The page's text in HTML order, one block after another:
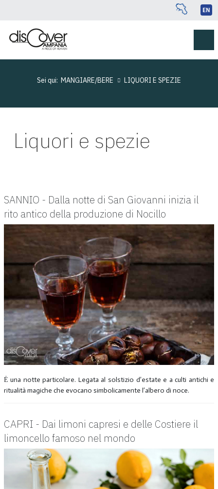
EN
Sei qui: MANGIARE/BERE LIQUORI E SPEZIE
Liquori e spezie
SANNIO - Dalla notte di San Giovanni inizia il
rito antico della produzione di Nocillo
Ė una notte particolare. Legata al solstizio d’estate e a culti antichi e
ritualità magiche che evocano simbolicamente l’albero di noce.
CAPRI - Dai limoni capresi e delle Costiere il
limoncello famoso nel mondo